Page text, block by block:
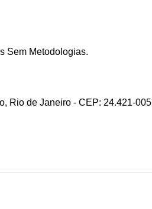
Sem Metodologias.
Rio de Janeiro - CEP: 24.421-005